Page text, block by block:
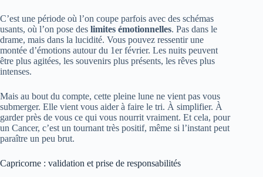
C’est une période où l’on coupe parfois avec des schémas
usants, où l’on pose des limites émotionnelles. Pas dans le
drame, mais dans la lucidité. Vous pouvez ressentir une
montée d’émotions autour du 1er février. Les nuits peuvent
être plus agitées, les souvenirs plus présents, les rêves plus
intenses.
Mais au bout du compte, cette pleine lune ne vient pas vous
submerger. Elle vient vous aider à faire le tri. À simplifier. À
garder près de vous ce qui vous nourrit vraiment. Et cela, pour
un Cancer, c’est un tournant très positif, même si l’instant peut
paraître un peu brut.
Capricorne : validation et prise de responsabilités